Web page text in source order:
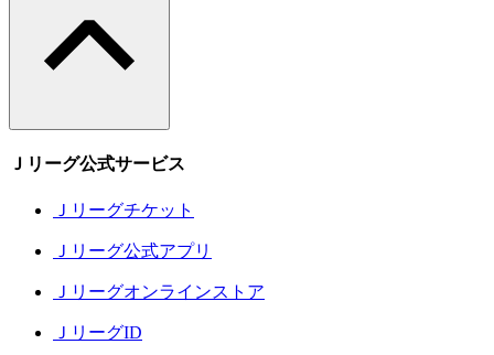
Ｊリーグ公式サービス
Ｊリーグチケット
Ｊリーグ公式アプリ
Ｊリーグオンラインストア
ＪリーグID